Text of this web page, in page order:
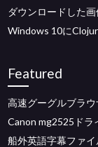
ダウンロードした
Windows 10に
Featured
高速グーグルブラ
Canon mg2525ドラ
船外英語字幕ファ